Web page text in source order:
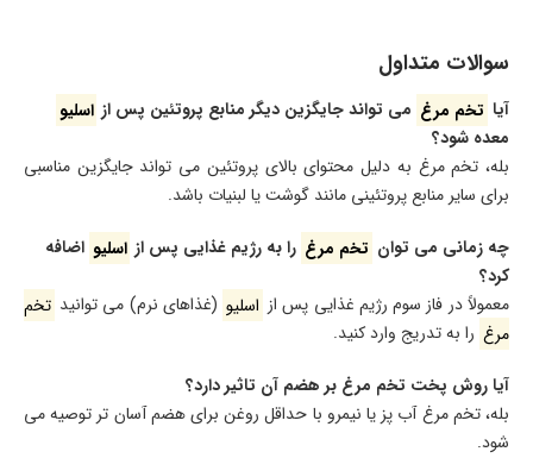
سوالات متداول
آیا تخم مرغ می تواند جایگزین دیگر منابع پروتئین پس از اسلیو
معده شود؟
بله، تخم مرغ به دلیل محتوای بالای پروتئین می تواند جایگزین مناسبی
برای سایر منابع پروتئینی مانند گوشت یا لبنیات باشد.
چه زمانی می توان تخم مرغ را به رژیم غذایی پس از اسلیو اضافه
کرد؟
معمولاً در فاز سوم رژیم غذایی پس از اسلیو (غذاهای نرم) می توانید تخم
مرغ را به تدریج وارد کنید.
آیا روش پخت تخم مرغ بر هضم آن تاثیر دارد؟
بله، تخم مرغ آب پز یا نیمرو با حداقل روغن برای هضم آسان تر توصیه می
شود.